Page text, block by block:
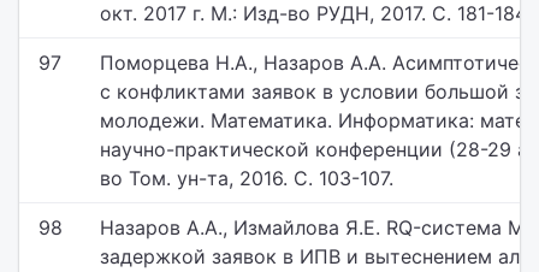
окт. 2017 г. М.: Изд-во РУДН, 2017. С. 181-184.
97
Поморцева Н.А., Назаров А.А.
с конфликтами заявок в условии большой
молодежи. Математика. Информатика:
научно-практической конференции (28-29
во Том. ун-та, 2016. С. 103-107.
98
Назаров А.А., Измайлова Я.Е. RQ-система
задержкой заявок в ИПВ и вытеснением